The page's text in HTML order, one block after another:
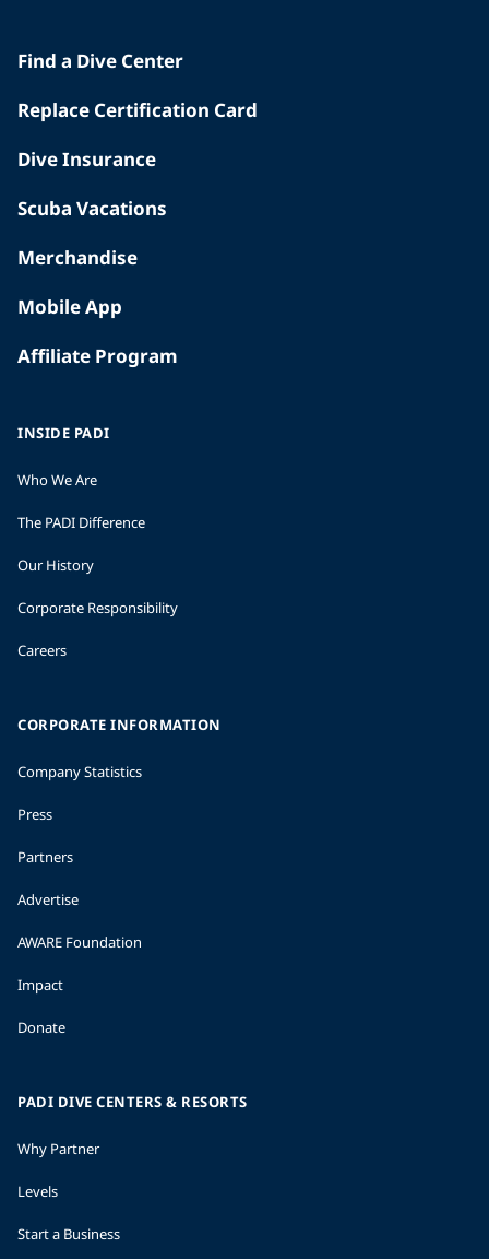
Find a Dive Center
Replace Certification Card
Dive Insurance
Scuba Vacations
Merchandise
Mobile App
Affiliate Program
INSIDE PADI
Who We Are
The PADI Difference
Our History
Corporate Responsibility
Careers
CORPORATE INFORMATION
Company Statistics
Press
Partners
Advertise
AWARE Foundation
Impact
Donate
PADI DIVE CENTERS & RESORTS
Why Partner
Levels
Start a Business